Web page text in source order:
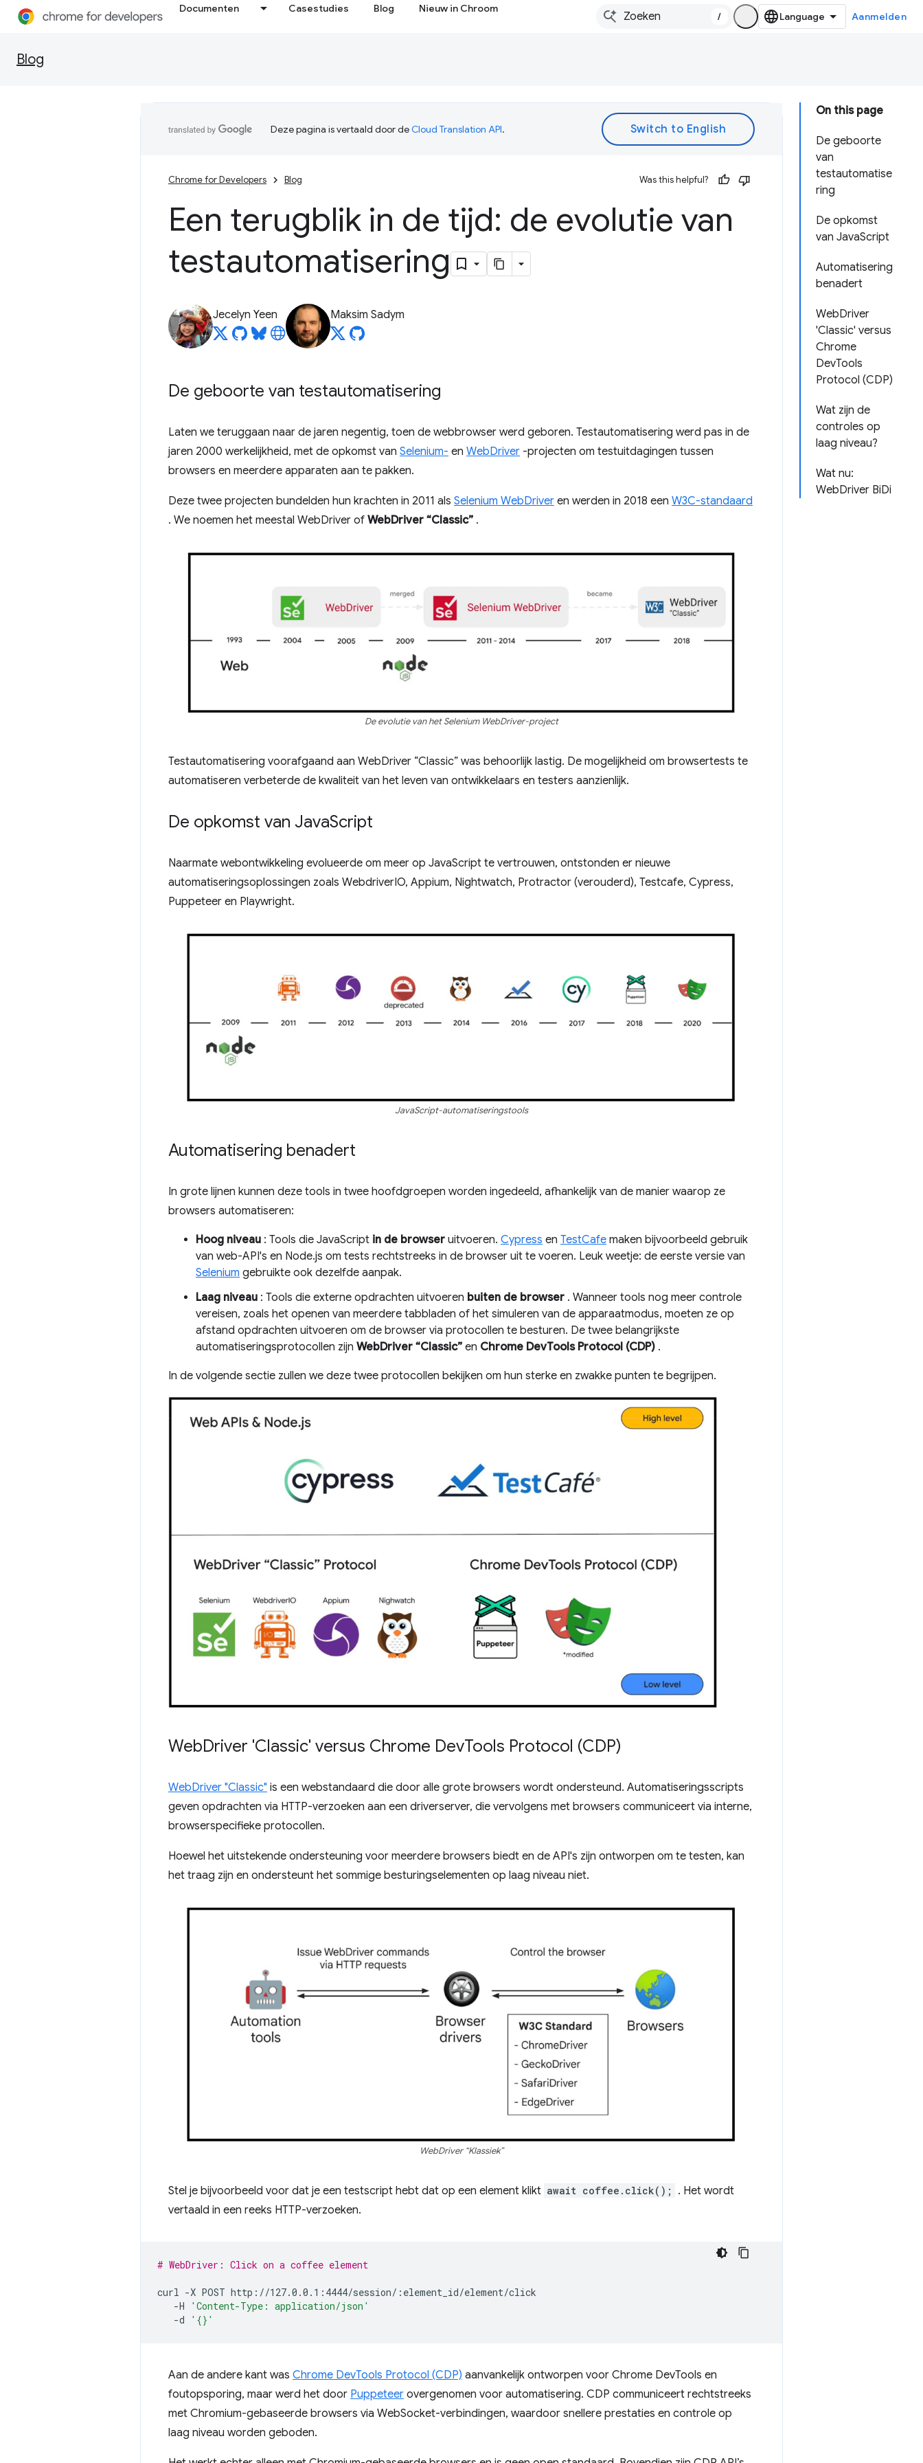
Documenten Casestudies Blog Nieuw in Chroom
/ Aanmelden
Blog
On this page
De geboorte
van
testautomatise
ring
De opkomst
van JavaScript
Automatisering
benadert
WebDriver
'Classic' versus
Chrome
DevTools
Protocol (CDP)
Wat zijn de
controles op
laag niveau?
Wat nu:
WebDriver BiDi
Deze pagina is vertaald door deCloud Translation API.
Chrome for Developers Blog Was this helpful?
Een terugblik in de tijd: de evolutie van
testautomatisering
Jecelyn Yeen Maksim Sadym
De geboorte van testautomatisering
Laten we teruggaan naar de jaren negentig, toen de webbrowser werd geboren. Testautomatisering werd pas in de
jaren 2000 werkelijkheid, met de opkomst van Selenium- en WebDriver -projecten om testuitdagingen tussen
browsers en meerdere apparaten aan te pakken.
Deze twee projecten bundelden hun krachten in 2011 als Selenium WebDriver en werden in 2018 een W3C-standaard
. We noemen het meestal WebDriver of WebDriver “Classic” .
De evolutie van het Selenium WebDriver-project
Testautomatisering voorafgaand aan WebDriver “Classic” was behoorlijk lastig. De mogelijkheid om browsertests te
automatiseren verbeterde de kwaliteit van het leven van ontwikkelaars en testers aanzienlijk.
De opkomst van JavaScript
Naarmate webontwikkeling evolueerde om meer op JavaScript te vertrouwen, ontstonden er nieuwe
automatiseringsoplossingen zoals WebdriverIO, Appium, Nightwatch, Protractor (verouderd), Testcafe, Cypress,
Puppeteer en Playwright.
JavaScript-automatiseringstools
Automatisering benadert
In grote lijnen kunnen deze tools in twee hoofdgroepen worden ingedeeld, afhankelijk van de manier waarop ze
browsers automatiseren:
Hoog niveau : Tools die JavaScript in de browser uitvoeren. Cypress en TestCafe maken bijvoorbeeld gebruik
van web-API's en Node.js om tests rechtstreeks in de browser uit te voeren. Leuk weetje: de eerste versie van
Selenium gebruikte ook dezelfde aanpak.
Laag niveau : Tools die externe opdrachten uitvoeren buiten de browser . Wanneer tools nog meer controle
vereisen, zoals het openen van meerdere tabbladen of het simuleren van de apparaatmodus, moeten ze op
afstand opdrachten uitvoeren om de browser via protocollen te besturen. De twee belangrijkste
automatiseringsprotocollen zijn WebDriver “Classic” en Chrome DevTools Protocol (CDP) .
In de volgende sectie zullen we deze twee protocollen bekijken om hun sterke en zwakke punten te begrijpen.
WebDriver 'Classic' versus Chrome DevTools Protocol (CDP)
WebDriver "Classic" is een webstandaard die door alle grote browsers wordt ondersteund. Automatiseringsscripts
geven opdrachten via HTTP-verzoeken aan een driverserver, die vervolgens met browsers communiceert via interne,
browserspecifieke protocollen.
Hoewel het uitstekende ondersteuning voor meerdere browsers biedt en de API's zijn ontworpen om te testen, kan
het traag zijn en ondersteunt het sommige besturingselementen op laag niveau niet.
WebDriver “Klassiek”
Stel je bijvoorbeeld voor dat je een testscript hebt dat op een element klikt await coffee.click();
. Het wordt
vertaald in een reeks HTTP-verzoeken.
# WebDriver: Click on a coffee element
curl -X POST
-H
'Content-Type: application/json'
-d
'{}'
Aan de andere kant was Chrome DevTools Protocol (CDP) aanvankelijk ontworpen voor Chrome DevTools en
foutopsporing, maar werd het door Puppeteer overgenomen voor automatisering. CDP communiceert rechtstreeks
met Chromium-gebaseerde browsers via WebSocket-verbindingen, waardoor snellere prestaties en controle op
laag niveau worden geboden.